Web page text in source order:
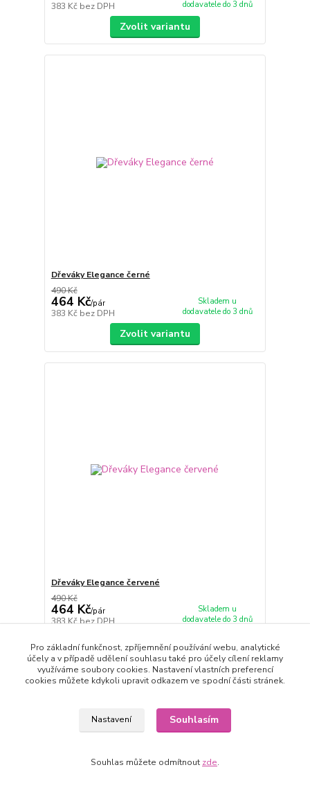
383 Kč bez DPH
dodavatele do 3 dnů
Zvolit variantu
Dřeváky Elegance černé
490 Kč
464 Kč/pár
383 Kč bez DPH
Skladem u
dodavatele do 3 dnů
Zvolit variantu
Dřeváky Elegance červené
490 Kč
464 Kč/pár
383 Kčbez DPH
Skladem u
dodavatele do 3 dnů
Zvolit variantu
Pro základní funkčnost, zpříjemnění používání webu, analytické
účely a v případě udělení souhlasu také pro účely cílení reklamy
využíváme soubory cookies. Nastavení vlastních preferencí
cookies můžete kdykoli upravit odkazem ve spodní části stránek.
Nastavení Souhlasím
Souhlas můžete odmítnout zde.